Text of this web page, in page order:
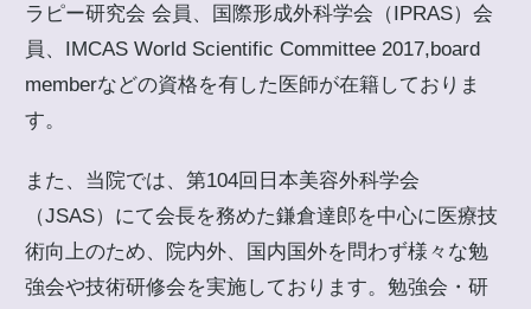
ラピー研究会 会員、国際形成外科学会（IPRAS）会
員、IMCAS World Scientific Committee 2017,board
memberなどの資格を有した医師が在籍しておりま
す。
また、当院では、第104回日本美容外科学会
（JSAS）にて会長を務めた鎌倉達郎を中心に医療技
術向上のため、院内外、国内国外を問わず様々な勉
強会や技術研修会を実施しております。勉強会・研